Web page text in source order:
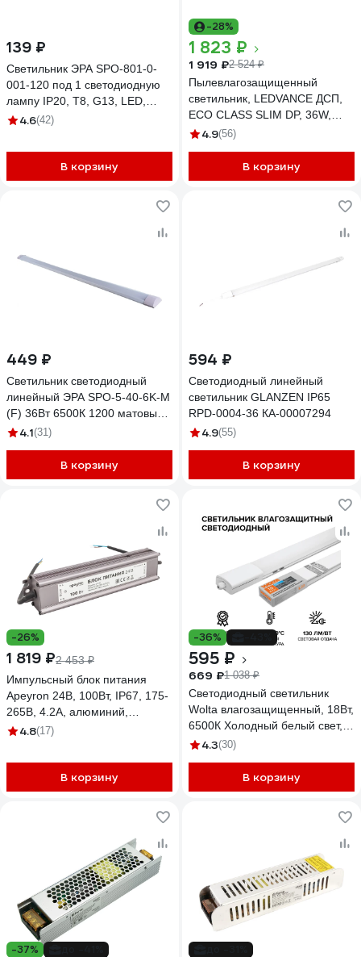
139 ₽
Светильник ЭРА SPO-801-0-
001-120 под 1 светодиодную
лампу IP20, T8, G13, LED,
1200мм Б0043773
4.6(42)
В корзину
-28%
1 823 ₽
1 919 ₽2 524 ₽
Пылевлагозащищенный
светильник, LEDVANCE ДСП,
ECO CLASS SLIM DP, 36W,
865, 230V, 65, 20X1
4.9(56)
В корзину
449 ₽
Светильник светодиодный
линейный ЭРА SPO-5-40-6K-M
(F) 36Вт 6500К 1200 матовый
Б0032480
4.1(31)
В корзину
594 ₽
Светодиодный линейный
светильник GLANZEN IP65
RPD-0004-36 КА-00007294
4.9(55)
В корзину
-26%
1 819 ₽2 453 ₽
Импульсный блок питания
Apeyron 24В, 100Вт, IP67, 175-
265В, 4.2А, алюминий,
серебро, 205-46-35мм. 03-113
4.8(17)
В корзину
-36%
595 ₽
669 ₽1 038 ₽
Светодиодный светильник
Wolta влагозащищенный, 18Вт,
6500К Холодный белый свет,
IK08, IP65 WPL18-6.5K60-01
4.3(30)
В корзину
-37%